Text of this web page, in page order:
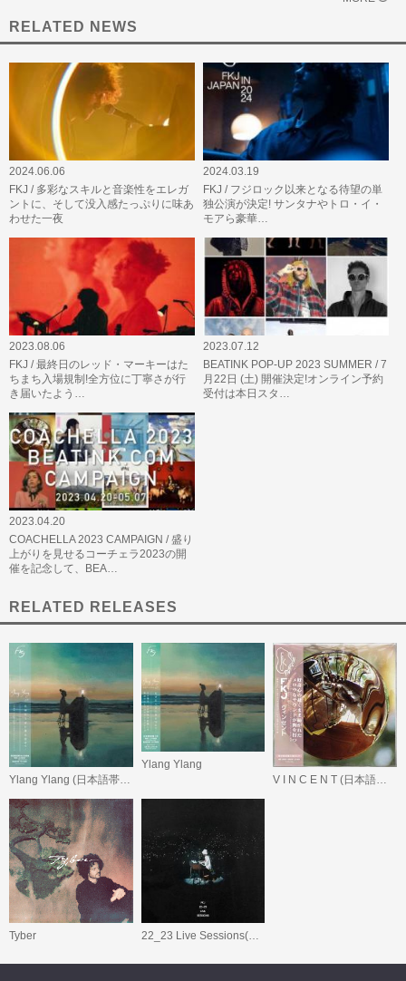
RELATED NEWS
2024.06.06
FKJ / 多彩なスキルと音楽性をエレガ
ントに、そして没入感たっぷりに味あ
わせた一夜
2024.03.19
FKJ / フジロック以来となる待望の単
独公演が決定! サンタナやトロ・イ・
モアら豪華…
2023.08.06
FKJ / 最終日のレッド・マーキーはた
ちまち入場規制!全方位に丁寧さが行
き届いたよう…
2023.07.12
BEATINK POP-UP 2023 SUMMER / 7
月22日 (土) 開催決定!オンライン予約
受付は本日スタ…
2023.04.20
COACHELLA 2023 CAMPAIGN / 盛り
上がりを見せるコーチェラ2023の開
催を記念して、BEA…
RELATED RELEASES
Ylang Ylang (日本語帯付/デラックス・エディション)
Ylang Ylang
V I N C E N T (日本語帯付)
Tyber 22_23 Live Sessions(国内盤CD)